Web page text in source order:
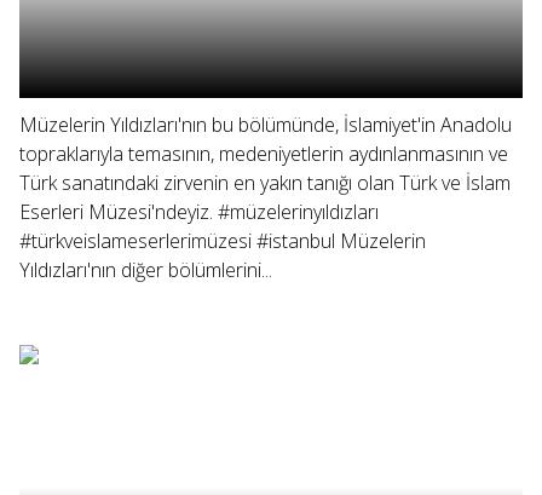
Müzelerin Yıldızları'nın bu bölümünde, İslamiyet'in Anadolu
topraklarıyla temasının, medeniyetlerin aydınlanmasının ve
Türk sanatındaki zirvenin en yakın tanığı olan Türk ve İslam
Eserleri Müzesi'ndeyiz. #müzelerinyıldızları
#türkveislameserlerimüzesi #istanbul Müzelerin
Yıldızları'nın diğer bölümlerini...